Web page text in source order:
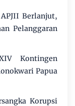
Berlanjut,
Pelanggaran
Kontingen
Papua
Korupsi